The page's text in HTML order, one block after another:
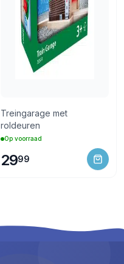
Treingarage met
roldeuren
Op voorraad
2999